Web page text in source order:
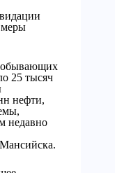
меры
25 тысяч
нефти,
недавно